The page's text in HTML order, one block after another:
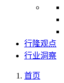
行隆观点
行业洞察
首页